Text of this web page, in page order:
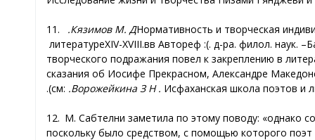
11. Кязимов М. Д.Нормативность и творческая
литературеXIV-XVIII ): Автореф. д-ра. филол. наук. –
творческого подражания повел к закреплению в
сказания об Иосифе Прекрасном, Александре
(см.: Ворожейкина З. Н. Исфаханская школа поэтов и
12. М. Сабтелни заметила по этому поводу: «однако
поскольку было средством, с помощью которого поэт